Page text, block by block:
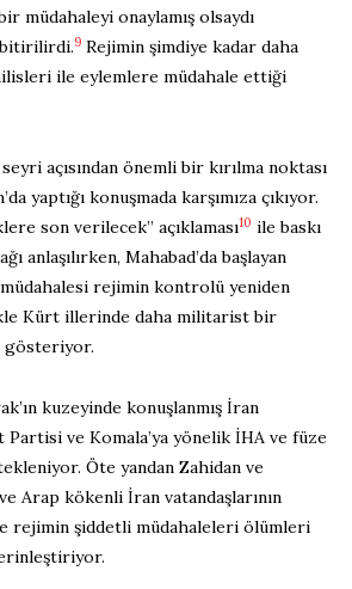
müdahaleyi onaylamış olsaydı
9 Rejimin şimdiye kadar daha
ile eylemlere müdahale ettiği
açısından önemli bir kırılma noktası
yaptığı konuşmada karşımıza çıkıyor.
son verilecek” açıklaması10 ile baskı
anlaşılırken, Mahabad’da başlayan
rejimin kontrolü yeniden
Kürt illerinde daha militarist bir
gösteriyor.
kuzeyinde konuşlanmış İran
ve Komala’ya yönelik İHA ve füze
Öte yandan Zahidan ve
Arap kökenli İran vatandaşlarının
rejimin şiddetli müdahaleleri ölümleri